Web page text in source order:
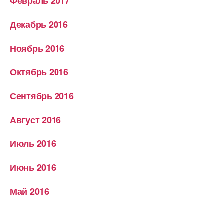
Декабрь 2016
Ноябрь 2016
Октябрь 2016
Сентябрь 2016
Август 2016
Июль 2016
Июнь 2016
Май 2016